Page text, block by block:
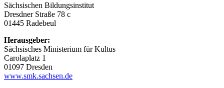
Sächsischen Bildungsinstitut
Dresdner Straße 78 c
01445 Radebeul
Herausgeber:
Sächsisches Ministerium für Kultus
Carolaplatz 1
01097 Dresden
www.smk.sachsen.de